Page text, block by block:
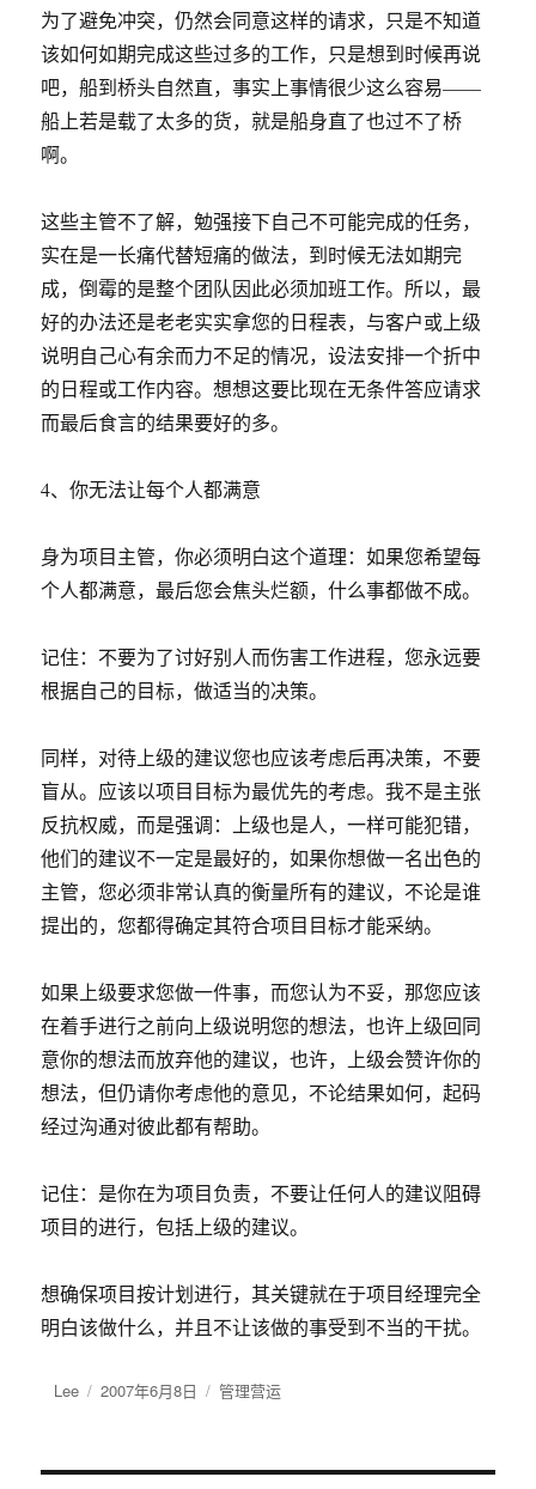
为了避免冲突，仍然会同意这样的请求，只是不知道
该如何如期完成这些过多的工作，只是想到时候再说
吧，船到桥头自然直，事实上事情很少这么容易——
船上若是载了太多的货，就是船身直了也过不了桥
啊。
这些主管不了解，勉强接下自己不可能完成的任务，
实在是一长痛代替短痛的做法，到时候无法如期完
成，倒霉的是整个团队因此必须加班工作。所以，最
好的办法还是老老实实拿您的日程表，与客户或上级
说明自己心有余而力不足的情况，设法安排一个折中
的日程或工作内容。想想这要比现在无条件答应请求
而最后食言的结果要好的多。
4、你无法让每个人都满意
身为项目主管，你必须明白这个道理：如果您希望每
个人都满意，最后您会焦头烂额，什么事都做不成。
记住：不要为了讨好别人而伤害工作进程，您永远要
根据自己的目标，做适当的决策。
同样，对待上级的建议您也应该考虑后再决策，不要
盲从。应该以项目目标为最优先的考虑。我不是主张
反抗权威，而是强调：上级也是人，一样可能犯错，
他们的建议不一定是最好的，如果你想做一名出色的
主管，您必须非常认真的衡量所有的建议，不论是谁
提出的，您都得确定其符合项目目标才能采纳。
如果上级要求您做一件事，而您认为不妥，那您应该
在着手进行之前向上级说明您的想法，也许上级回同
意你的想法而放弃他的建议，也许，上级会赞许你的
想法，但仍请你考虑他的意见，不论结果如何，起码
经过沟通对彼此都有帮助。
记住：是你在为项目负责，不要让任何人的建议阻碍
项目的进行，包括上级的建议。
想确保项目按计划进行，其关键就在于项目经理完全
明白该做什么，并且不让该做的事受到不当的干扰。
作
Lee
发
2007年6月8日
分
管理营运